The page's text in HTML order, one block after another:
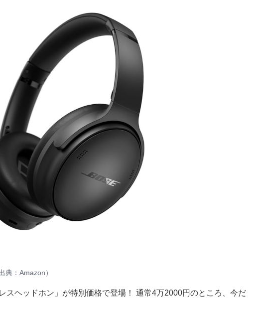
典：Amazon）
スヘッドホン」が特別価格で登場！ 通常4万2000円のところ、今だ